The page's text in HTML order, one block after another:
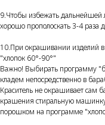
9.Чтобы избежать дальнейшей
хорошо прополоскать 3-4 раза
10.При окрашивании изделий
"хлопок 60°-90°"
Важно! Выбирать программу
кладем непосредственно в
Краситель не окрашивает сам
крашения стиральную
порошком на программе